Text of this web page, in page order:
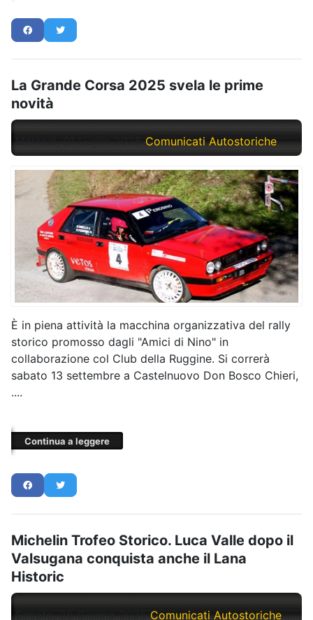
La Grande Corsa 2025 svela le prime
novità
Martedì, 01 Luglio 2025 Comunicati Autostoriche
È in piena attività la macchina organizzativa del rally
storico promosso dagli "Amici di Nino" in
collaborazione col Club della Ruggine. Si correrà
sabato 13 settembre a Castelnuovo Don Bosco Chieri,
....
Continua a leggere
Michelin Trofeo Storico. Luca Valle dopo il
Valsugana conquista anche il Lana
Historic
Sabato, 28 Giugno 2025 Comunicati Autostoriche